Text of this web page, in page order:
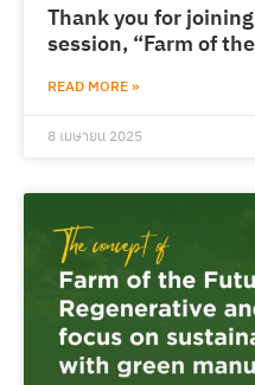
Thank you for
session, “Farm of
READ MORE »
8 เมษายน 2025